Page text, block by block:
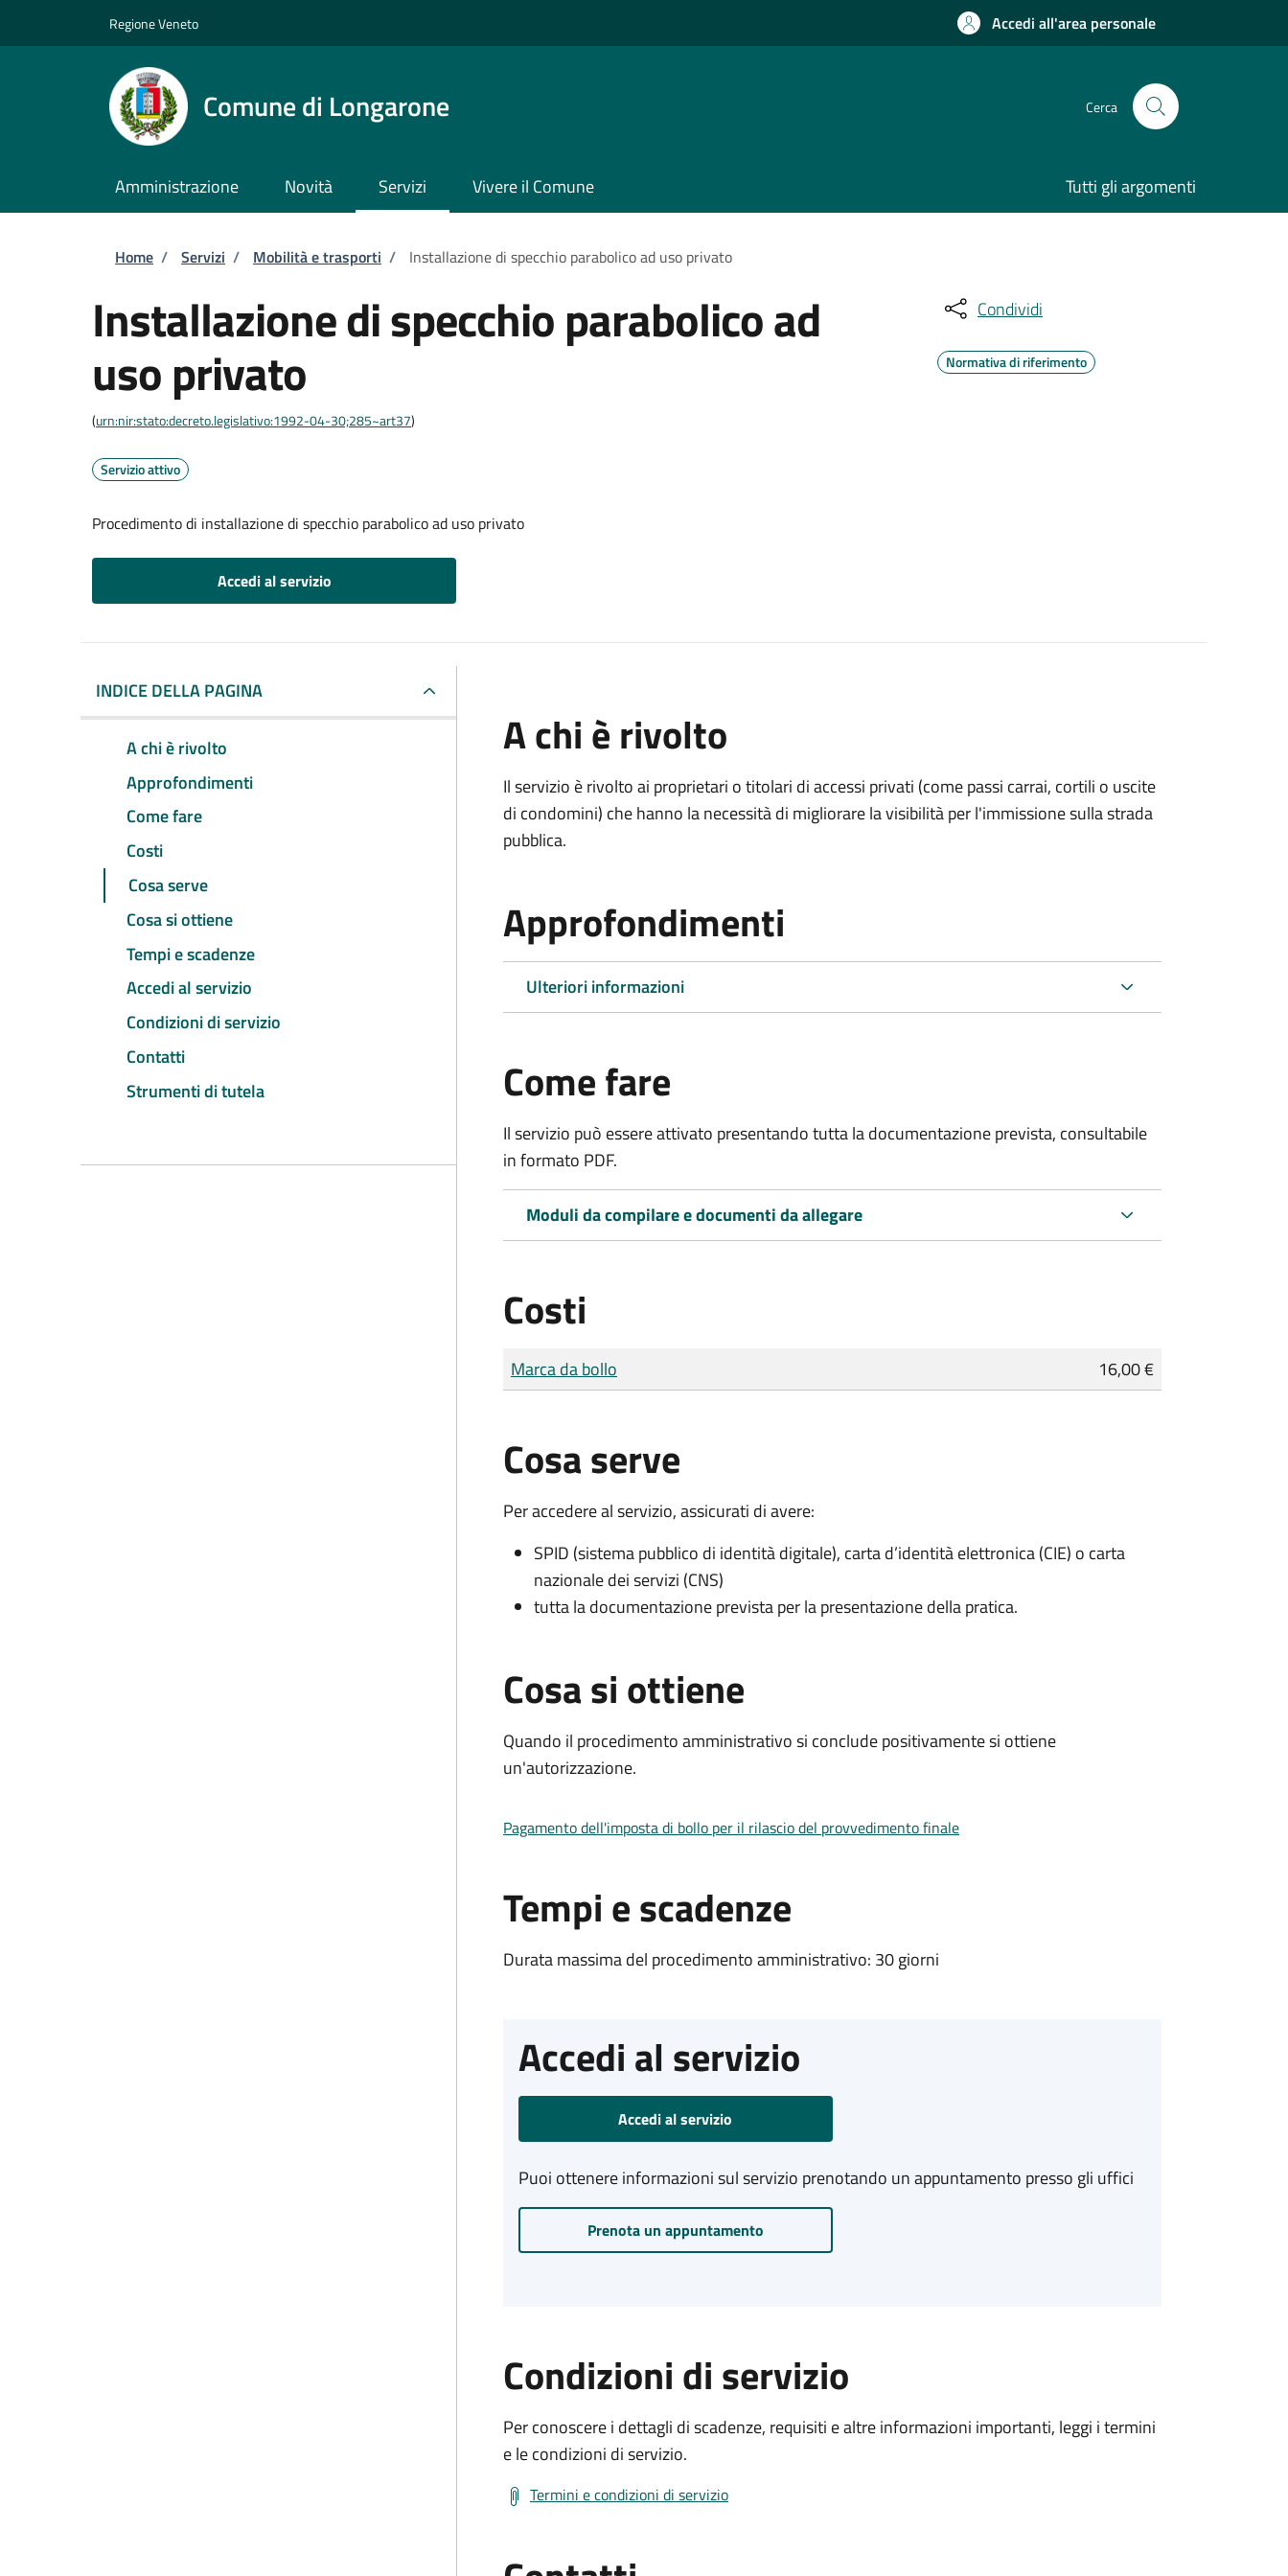
Regione Veneto Accedi all'area personale
Comune di Longarone Cerca
Amministrazione Novità Servizi Vivere il Comune Tutti gli argomenti
Briciole di pane
Home / Servizi / Mobilità e trasporti / Installazione di specchio parabolico ad uso privato
Installazione di specchio parabolico ad
uso privato
(urn:nir:stato:decreto.legislativo:1992-04-30;285~art37)
Servizio attivo
Procedimento di installazione di specchio parabolico ad uso privato
Accedi al servizio
Condividi
Normativa di riferimento
INDICE DELLA PAGINA
A chi è rivolto
Approfondimenti
Come fare
Costi
Cosa serve
Cosa si ottiene
Tempi e scadenze
Accedi al servizio
Condizioni di servizio
Contatti
Strumenti di tutela
A chi è rivolto
Il servizio è rivolto ai proprietari o titolari di accessi privati (come passi carrai, cortili o uscite
di condomini) che hanno la necessità di migliorare la visibilità per l'immissione sulla strada
pubblica.
Approfondimenti
Ulteriori informazioni
Come fare
Il servizio può essere attivato presentando tutta la documentazione prevista, consultabile
in formato PDF.
Moduli da compilare e documenti da allegare
Costi
Tipo di pagamento
Importo
Marca da bollo 16,00 €
Cosa serve
Per accedere al servizio, assicurati di avere:
SPID (sistema pubblico di identità digitale), carta d’identità elettronica (CIE) o carta
nazionale dei servizi (CNS)
tutta la documentazione prevista per la presentazione della pratica.
Cosa si ottiene
Quando il procedimento amministrativo si conclude positivamente si ottiene
un'autorizzazione.
Pagamento dell'imposta di bollo per il rilascio del provvedimento finale
Tempi e scadenze
Durata massima del procedimento amministrativo: 30 giorni
Accedi al servizio
Accedi al servizio
Puoi ottenere informazioni sul servizio prenotando un appuntamento presso gli uffici
Prenota un appuntamento
Condizioni di servizio
Per conoscere i dettagli di scadenze, requisiti e altre informazioni importanti, leggi i termini
e le condizioni di servizio.
Termini e condizioni di servizio